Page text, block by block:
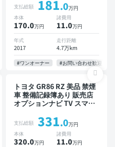
トキー ETC バックモニタ
ー
支払総額 181.0万円
本体
170.0万円
諸費用
11.0万円
年式
2017
走行距離
4.7万km
#ワンオーナー
#お問い合わせ歓迎
トヨタ GR86 RZ 美品 禁煙
車 整備記録簿あり 販売店
オプションナビ TV スマー
ー ドライブレコーダー
支払総額 331.0万円
本体
320.0万円
諸費用
11.0万円